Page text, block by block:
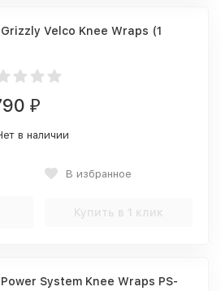
Velco Knee Wraps (1
₽
в наличии
В избранное
Купить в 1 клик
System Knee Wraps PS-